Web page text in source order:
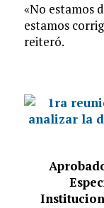
«No estamos
estamos
reiteró.